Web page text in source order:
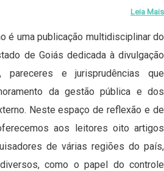
Leia Mais
é uma publicação multidisciplinar do
de Goiás dedicada à divulgação
pareceres e jurisprudências que
da gestão pública e dos
Neste espaço de reflexão e de
aos leitores oito artigos
de várias regiões do país,
como o papel do controle